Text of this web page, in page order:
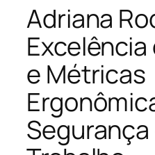
Adriana
e Métricas